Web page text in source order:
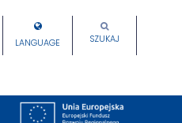
LANGUAGE SZUKAJ